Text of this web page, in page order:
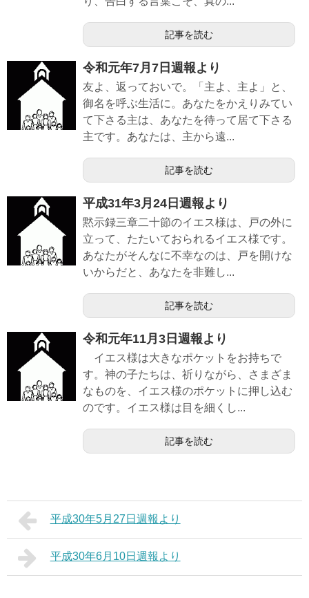
記事を読む
令和元年7月7日週報より
友よ、返っておいで。「主よ、主よ」と、
御名を呼ぶ生活に。あなたをかえりみてい
て下さる主は、あなたを待って居て下さる
主です。あなたは、主から遠...
記事を読む
平成31年3月24日週報より
黙示録三章二十節のイエス様は、戸の外に
立って、たたいておられるイエス様です。
あなたがそんなに不幸なのは、戸を開けな
いからだと、あなたを非難し...
記事を読む
令和元年11月3日週報より
イエス様は大きなポケットをお持ちで
す。神の子たちは、祈りながら、さまざま
なものを、イエス様のポケットに押し込む
のです。イエス様は目を細くし...
記事を読む
平成30年5月27日週報より
平成30年6月10日週報より